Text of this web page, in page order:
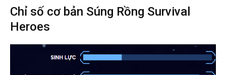
Chỉ số cơ bản Súng Rồng Survival
Heroes